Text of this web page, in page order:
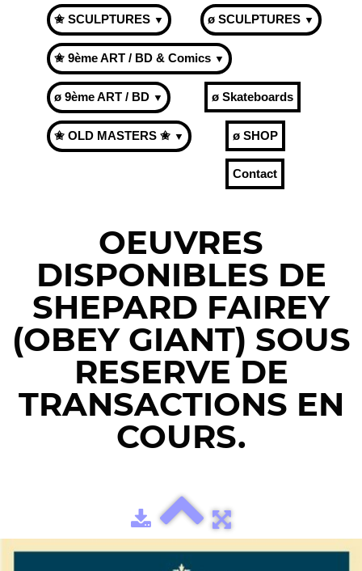
✬ SCULPTURES ▼ ø SCULPTURES ▼
✬ 9ème ART / BD & Comics ▼
ø 9ème ART / BD ▼ ø Skateboards
✬ OLD MASTERS ✬ ▼ ø SHOP
Contact
OEUVRES
DISPONIBLES DE
SHEPARD FAIREY
(OBEY GIANT) SOUS
RESERVE DE
TRANSACTIONS EN
COURS.